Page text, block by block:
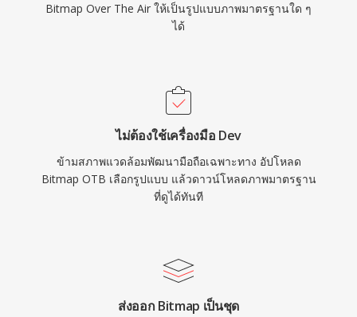
Bitmap Over The Air ให้เป็นรูปแบบภาพมาตรฐานใด ๆ
ได้
ไม่ต้องใช้เครื่องมือ Dev
ข้ามสภาพแวดล้อมพัฒนามือถือเฉพาะทาง อัปโหลด
Bitmap OTB เลือกรูปแบบ แล้วดาวน์โหลดภาพมาตรฐาน
ที่ดูได้ทันที
ส่งออก Bitmap เป็นชุด